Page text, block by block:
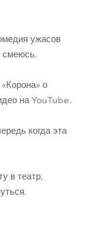
ужасов
смеюсь.
о
на YouTube.
когда эта
в театр,